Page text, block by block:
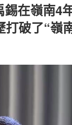
錫在嶺南4
破了“嶺